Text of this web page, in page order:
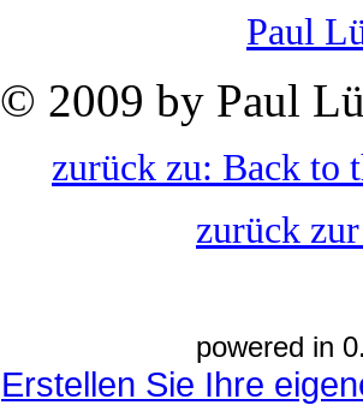
Paul
© 2009 by Paul
zurück zu: Back to
zurück
powered in
Erstellen Sie Ihre